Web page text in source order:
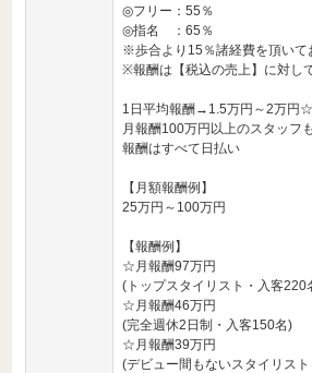
◎フリー：55％
◎指名 ：65％
※歩合より15％諸経費を頂いて
※報酬は【税込の売上】に対し
1日平均報酬→1.5万円～2万円☆
月報酬100万円以上のスタッフ
報酬はすべて日払い
【月額報酬例】
25万円～100万円
【報酬例】
☆月報酬97万円
(トップスタイリスト・入客220
☆月報酬46万円
(完全週休2日制・入客150名)
☆月報酬39万円
(デビュー間もないスタイリス